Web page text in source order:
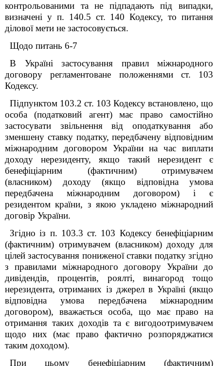
контрольованими та не підпадають під випадки,
визначені у п. 140.5 ст. 140 Кодексу, то питання
ділової мети не застосовується.
Щодо питань 6-7
В Україні застосування правил міжнародного
договору регламентоване положеннями ст. 103
Кодексу.
Підпунктом 103.2 ст. 103 Кодексу встановлено, що
особа (податковий агент) має право самостійно
застосувати звільнення від оподаткування або
зменшену ставку податку, передбачену відповідним
міжнародним договором України на час виплати
доходу нерезиденту, якщо такий нерезидент є
бенефіціарним (фактичним) отримувачем
(власником) доходу (якщо відповідна умова
передбачена міжнародним договором) і є
резидентом країни, з якою укладено міжнародний
договір України.
Згідно із п. 103.3 ст. 103 Кодексу бенефіціарним
(фактичним) отримувачем (власником) доходу для
цілей застосування пониженої ставки податку згідно
з правилами міжнародного договору України до
дивідендів, процентів, роялті, винагород тощо
нерезидента, отриманих із джерел в Україні (якщо
відповідна умова передбачена міжнародним
договором), вважається особа, що має право на
отримання таких доходів та є вигодоотримувачем
щодо них (має право фактично розпоряджатися
таким доходом).
При цьому бенефіціарним (фактичним)